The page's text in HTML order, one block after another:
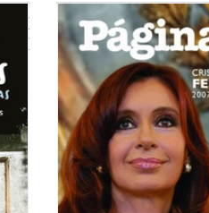
Las
Malvinas,
Argentinas
Suramericanas